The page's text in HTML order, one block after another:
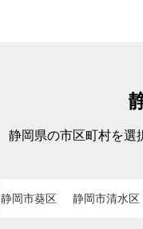
静岡県の市区町村を選
静岡市葵区 静岡市清水区